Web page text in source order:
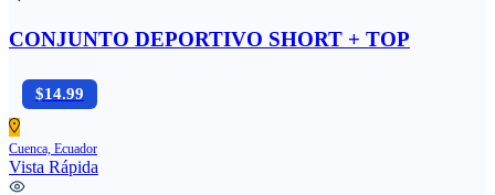
CONJUNTO DEPORTIVO SHORT + TOP
$14.99
Cuenca, Ecuador
Vista Rápida